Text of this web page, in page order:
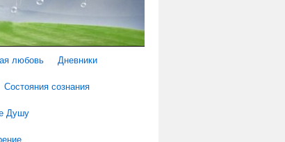
любовь
Дневники
Состояния сознания
Душу